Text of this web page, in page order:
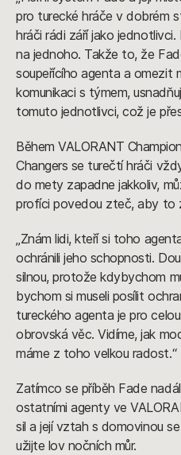
pro turecké hráče v dobrém
hráči rádi září jako jednotlivci.
na jednoho. Takže to, že
soupeřícího agenta a omezit
komunikaci s týmem,
tomuto jednotlivci, což je
Během VALORANT
Changers se turečtí hráči
do mety zapadne jakkoliv,
profíci povedou zteč, aby to
„Znám lidi, kteří si toho
ochránili jeho schopnosti.
silnou, protože kdybychom
bychom si museli posílit
tureckého agenta je pro
obrovská věc. Vidíme, jak
máme z toho velkou radost.“
Zatímco se příběh Fade
ostatními agenty ve
sil a její vztah s domovinou
užijte lov nočních můr.